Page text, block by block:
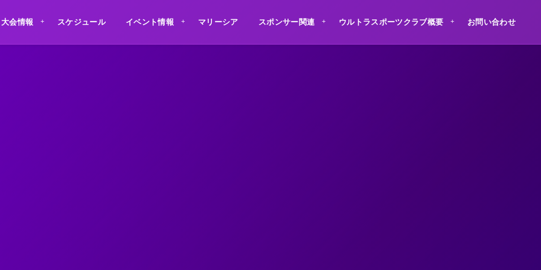
大会情報 スケジュール イベント情報 マリーシア スポンサー関連 ウルトラスポーツクラブ概要 お問い合わせ